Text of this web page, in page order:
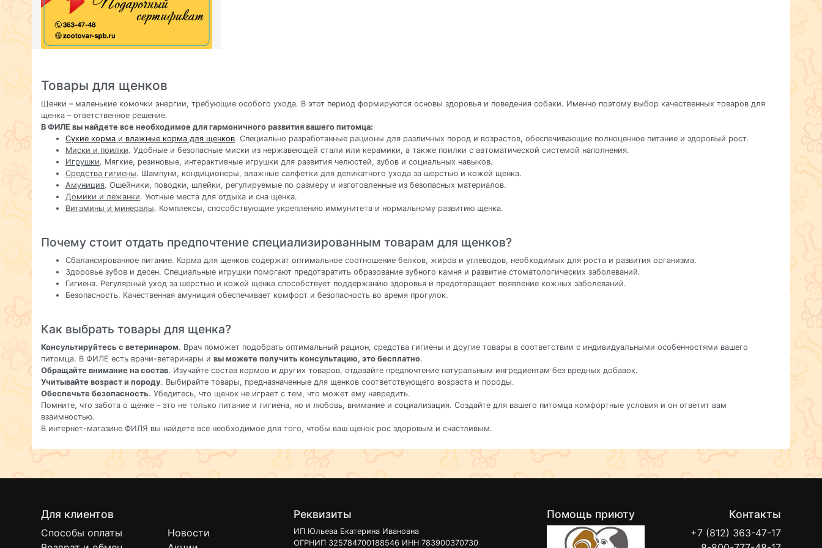
Товары для щенков
Щенки – маленькие комочки энергии, требующие особого ухода. В этот период формируются основы здоровья и поведения собаки. Именно поэтому выбор качественных товаров для
щенка – ответственное решение.
В ФИЛЕ вы найдете все необходимое для гармоничного развития вашего питомца:
Сухие корма и влажные корма для щенков. Специально разработанные рационы для различных пород и возрастов, обеспечивающие полноценное питание и здоровый рост.
Миски и поилки. Удобные и безопасные миски из нержавеющей стали или керамики, а также поилки с автоматической системой наполнения.
Игрушки. Мягкие, резиновые, интерактивные игрушки для развития челюстей, зубов и социальных навыков.
Средства гигиены. Шампуни, кондиционеры, влажные салфетки для деликатного ухода за шерстью и кожей щенка.
Амуниция. Ошейники, поводки, шлейки, регулируемые по размеру и изготовленные из безопасных материалов.
Домики и лежанки. Уютные места для отдыха и сна щенка.
Витамины и минералы. Комплексы, способствующие укреплению иммунитета и нормальному развитию щенка.
Почему стоит отдать предпочтение специализированным товарам для щенков?
Сбалансированное питание. Корма для щенков содержат оптимальное соотношение белков, жиров и углеводов, необходимых для роста и развития организма.
Здоровье зубов и десен. Специальные игрушки помогают предотвратить образование зубного камня и развитие стоматологических заболеваний.
Гигиена. Регулярный уход за шерстью и кожей щенка способствует поддержанию здоровья и предотвращает появление кожных заболеваний.
Безопасность. Качественная амуниция обеспечивает комфорт и безопасность во время прогулок.
Как выбрать товары для щенка?
Консультируйтесь с ветеринаром. Врач поможет подобрать оптимальный рацион, средства гигиены и другие товары в соответствии с индивидуальными особенностями вашего
питомца. В ФИЛЕ есть врачи-ветеринары и вы можете получить консультацию, это бесплатно.
Обращайте внимание на состав. Изучайте состав кормов и других товаров, отдавайте предпочтение натуральным ингредиентам без вредных добавок.
Учитывайте возраст и породу. Выбирайте товары, предназначенные для щенков соответствующего возраста и породы.
Обеспечьте безопасность. Убедитесь, что щенок не играет с тем, что может ему навредить.
Помните, что забота о щенке – это не только питание и гигиена, но и любовь, внимание и социализация. Создайте для вашего питомца комфортные условия и он ответит вам
взаимностью.
В интернет-магазине ФИЛЯ вы найдете все необходимое для того, чтобы ваш щенок рос здоровым и счастливым.
Для клиентов
Способы оплаты
Новости
Реквизиты
ИП Юльева Екатерина Ивановна
ОГРНИП 325784700188546 ИНН 783900370730
Помощь приюту Контакты
+7 (812) 363-47-17